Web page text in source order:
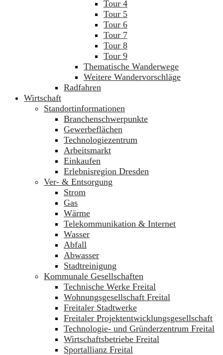
Tour 4
Tour 5
Tour 6
Tour 7
Tour 8
Tour 9
Thematische Wanderwege
Weitere Wandervorschläge
Radfahren
Wirtschaft
Standortinformationen
Branchenschwerpunkte
Gewerbeflächen
Technologiezentrum
Arbeitsmarkt
Einkaufen
Erlebnisregion Dresden
Ver- & Entsorgung
Strom
Gas
Wärme
Telekommunikation & Internet
Wasser
Abfall
Abwasser
Stadtreinigung
Kommunale Gesellschaften
Technische Werke Freital
Wohnungsgesellschaft Freital
Freitaler Stadtwerke
Freitaler Projektentwicklungsgesellschaft
Technologie- und Gründerzentrum Freital
Wirtschaftsbetriebe Freital
Sportallianz Freital